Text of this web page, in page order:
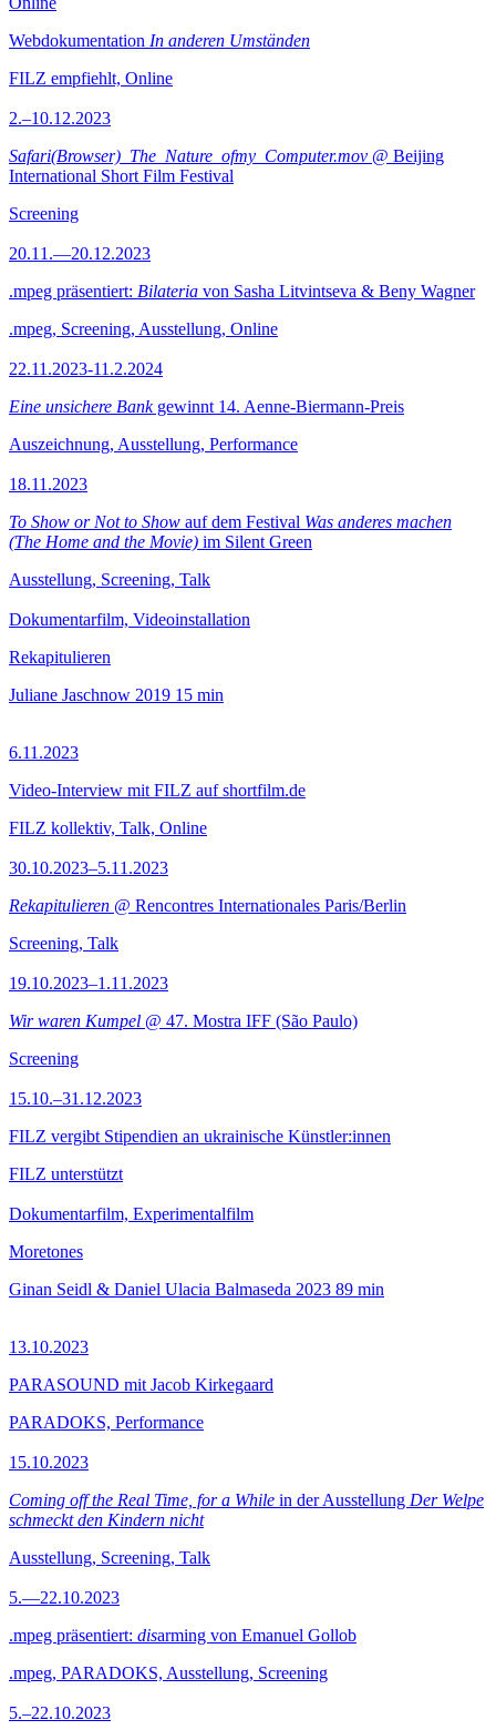
Webdokumentation In anderen Umständen
FILZ empfiehlt, Online
2.–10.12.2023
Safari(Browser)_The_Nature_ofmy_Computer.mov @ Beijing
International Short Film Festival
Screening
20.11.—20.12.2023
.mpeg präsentiert: Bilateria von Sasha Litvintseva & Beny Wagner
.mpeg, Screening, Ausstellung, Online
22.11.2023-11.2.2024
Eine unsichere Bankgewinnt 14. Aenne-Biermann-Preis
Auszeichnung, Ausstellung, Performance
18.11.2023
To Show or Not to Show auf dem Festival Was anderes machen
(The Home and the Movie) im Silent Green
Ausstellung, Screening, Talk
Dokumentarfilm, Videoinstallation
Rekapitulieren
Juliane Jaschnow 2019 15 min
6.11.2023
Video-Interview mit FILZ auf shortfilm.de
FILZ kollektiv, Talk, Online
30.10.2023–5.11.2023
Rekapitulieren @ Rencontres Internationales Paris/Berlin
Screening, Talk
19.10.2023–1.11.2023
Wir waren Kumpel @ 47. Mostra IFF (São Paulo)
Screening
15.10.–31.12.2023
FILZ vergibt Stipendien an ukrainische Künstler:innen
FILZ unterstützt
Dokumentarfilm, Experimentalfilm
Moretones
Ginan Seidl & Daniel Ulacia Balmaseda 2023 89 min
13.10.2023
PARASOUND mit Jacob Kirkegaard
PARADOKS, Performance
15.10.2023
Coming off the Real Time, for a While in der Ausstellung Der Welpe
schmeckt den Kindern nicht
Ausstellung, Screening, Talk
5.—22.10.2023
.mpeg präsentiert: disarming von Emanuel Gollob
.mpeg, PARADOKS, Ausstellung, Screening
5.–22.10.2023